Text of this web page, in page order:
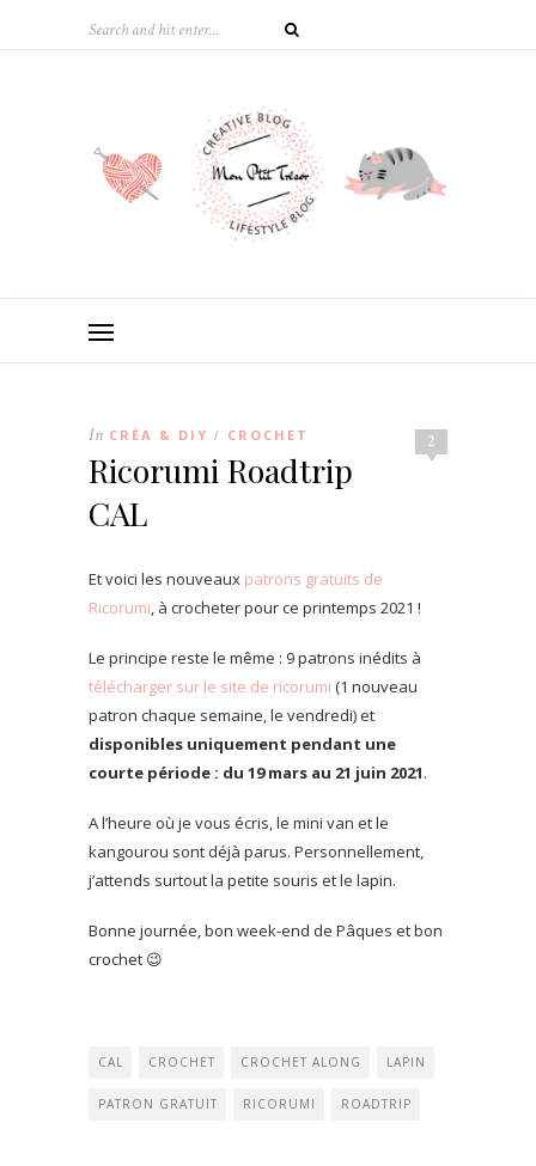
2
In CRÉA & DIY / CROCHET
Ricorumi Roadtrip
CAL
Et voici les nouveaux patrons gratuits de
Ricorumi, à crocheter pour ce printemps 2021 !
Le principe reste le même : 9 patrons inédits à
télécharger sur le site de ricorumi (1 nouveau
patron chaque semaine, le vendredi) et
disponibles uniquement pendant une
courte période : du 19 mars au 21 juin 2021.
A l’heure où je vous écris, le mini van et le
kangourou sont déjà parus. Personnellement,
j’attends surtout la petite souris et le lapin.
Bonne journée, bon week-end de Pâques et bon
crochet 😉
CAL CROCHET CROCHET ALONG LAPIN
PATRON GRATUIT RICORUMI ROADTRIP